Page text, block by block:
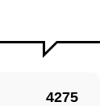
4275